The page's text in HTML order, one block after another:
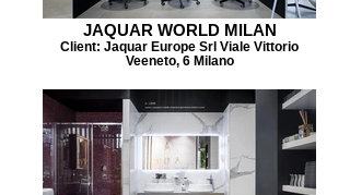
JAQUAR WORLD MILAN
Client: Jaquar Europe Srl Viale Vittorio
Veeneto, 6 Milano